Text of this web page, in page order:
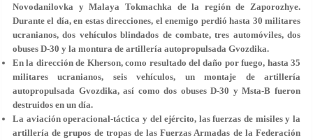
Novodanilovka y Malaya Tokmachka de la región de Zaporozhye.
Durante el día, en estas direcciones, el enemigo perdió hasta 30 militares
ucranianos, dos vehículos blindados de combate, tres automóviles, dos
obuses D-30 y la montura de artillería autopropulsada Gvozdika.
En la dirección de Kherson, como resultado del daño por fuego, hasta 35
militares ucranianos, seis vehículos, un montaje de artillería
autopropulsada Gvozdika, así como dos obuses D-30 y Msta-B fueron
destruidos en un día.
La aviación operacional-táctica y del ejército, las fuerzas de misiles y la
artillería de grupos de tropas de las Fuerzas Armadas de la Federación